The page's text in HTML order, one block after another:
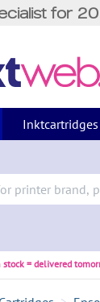
for
Inktcartridges
stock = delivered